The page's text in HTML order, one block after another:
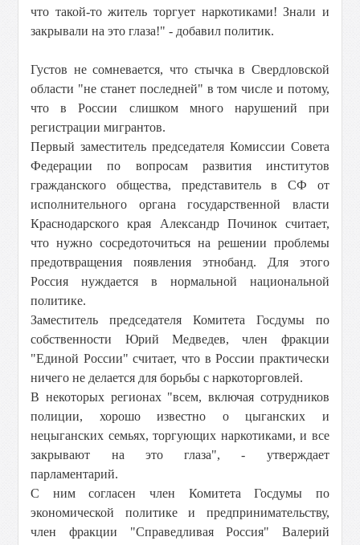
что такой-то житель торгует наркотиками! Знали и
закрывали на это глаза!" - добавил политик.
Густов не сомневается, что стычка в Свердловской
области "не станет последней" в том числе и потому,
что в России слишком много нарушений при
регистрации мигрантов.
Первый заместитель председателя Комиссии Совета
Федерации по вопросам развития институтов
гражданского общества, представитель в СФ от
исполнительного органа государственной власти
Краснодарского края Александр Починок считает,
что нужно сосредоточиться на решении проблемы
предотвращения появления этнобанд. Для этого
Россия нуждается в нормальной национальной
политике.
Заместитель председателя Комитета Госдумы по
собственности Юрий Медведев, член фракции
"Единой России" считает, что в России практически
ничего не делается для борьбы с наркоторговлей.
В некоторых регионах "всем, включая сотрудников
полиции, хорошо известно о цыганских и
нецыганских семьях, торгующих наркотиками, и все
закрывают на это глаза", - утверждает
парламентарий.
С ним согласен член Комитета Госдумы по
экономической политике и предпринимательству,
член фракции "Справедливая Россия" Валерий